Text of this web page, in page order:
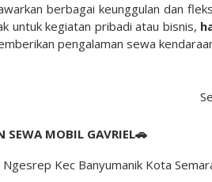
berbagai keunggulan dan
untuk kegiatan pribadi atau bisnis,
pengalaman sewa
SEWA MOBIL GAVRIEL🚗
Ngesrep Kec Banyumanik Kota